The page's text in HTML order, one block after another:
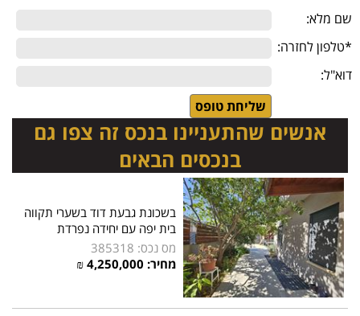
שם מלא:
*טלפון לחזרה:
דוא"ל:
אנשים שהתעניינו בנכס זה צפו גם
בנכסים הבאים
בשכונת גבעת דוד בשערי תקווה
בית יפה עם יחידה נפרדת
מס נכס: 385318
מחיר: 4,250,000 ₪